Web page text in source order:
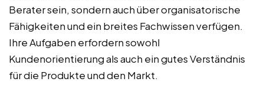
Berater sein, sondern auch über organisatorische
Fähigkeiten und ein breites Fachwissen verfügen.
Ihre Aufgaben erfordern sowohl
Kundenorientierung als auch ein gutes Verständnis
für die Produkte und den Markt.